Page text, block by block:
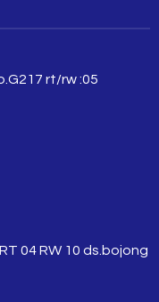
rt/rw :05
04 RW 10 ds.bojong